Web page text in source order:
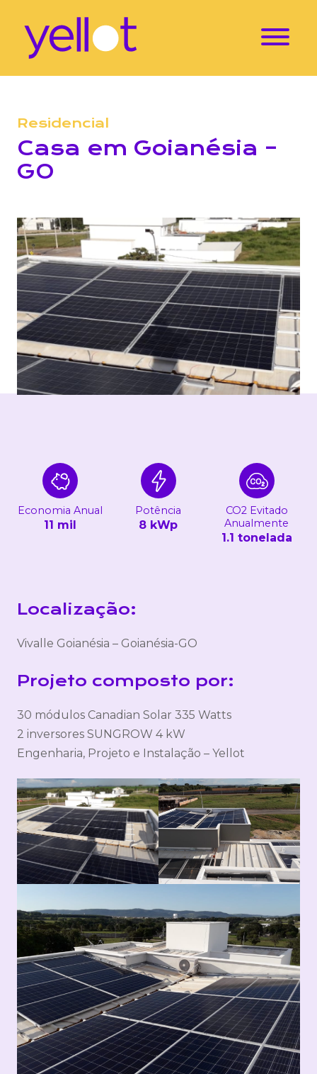
Residencial
Casa em Goianésia –
GO
Localização: Vivalle Goianésia – Goianésia-GO
Economia Anual
11 mil
Potência
8 kWp
CO2 Evitado
Anualmente
1.1 tonelada
Localização:
Vivalle Goianésia – Goianésia-GO
Projeto composto por:
30 módulos Canadian Solar 335 Watts
2 inversores SUNGROW 4 kW
Engenharia, Projeto e Instalação – Yellot